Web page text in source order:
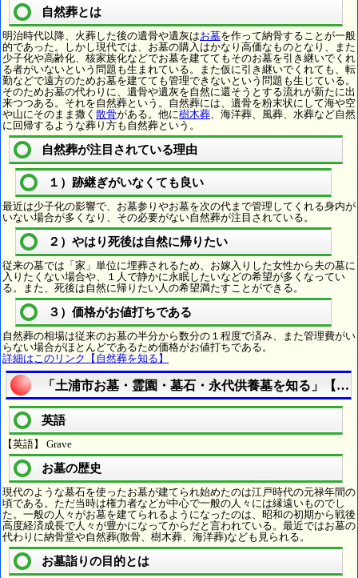
自然葬とは
明治時代以降、火葬した後の遺骨や遺灰はお墓を作って納骨することが一般
的であった。しかし現代では、お墓の購入はかなり高価なものとなり、また
少子化や高齢化、核家族化などでお墓を建ててもそのお墓を引き継いでくれ
る者がいないという問題も生まれている。また仮に引き継いでくれても、転
勤などで遠方のためお墓を建てても管理できないという問題も生じている。
そのためお墓の代わりに、遺骨や遺灰を自然に還そうとする流れが新たに出
来つつある。それを自然葬という。自然葬には、遺骨を粉末状にして海や空
や山にそのまま撒く 散骨がある。他に樹木葬、海洋葬、風葬、水葬など自然
に回帰するような葬り方も自然葬という。
自然葬が注目されている理由
１）跡継ぎがいなくても良い
最近は少子化の影響で、お墓参りやお墓を次の代まで管理してくれる身内が
いない場合が多くなり、その必要がない自然葬が注目されている。
２）やはり死後は自然に帰りたい
従来の墓では「家」単位に埋葬されるため、お嫁入りした女性から夫の墓に
入りたくない場合や、１人で静かに永眠したいなどの希望が多くなってい
る。また、死後は自然に帰りたい人の希望満たすことができる。
３）価格がお値打ちである
自然葬の相場は従来のお墓の半分から数分の１程度で済み、また管理費がい
らない場合がほとんどであるため価格がお値打ちである。
詳細はこのリンク【自然葬を知る】
「土浦市お墓・霊園・墓石・永代供養墓を知る」【宗
英語
【英語】 Grave
お墓の歴史
現代のような墓石を使ったお墓が建てられ始めたのは江戸時代の元禄年間の
頃である。ただ当時は権力者などが中心で一般の人々には縁遠いものでし
た。一般の人々がお墓を建てられるようになったのは、昭和の初期から戦後
高度経済成長で人々が豊かになってからだと言われている。最近ではお墓の
代わりに納骨堂や自然葬(散骨、樹木葬、海洋葬)なども見られる。
お墓詣りの目的とは